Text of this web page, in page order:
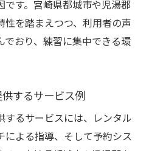
す。宮崎県都城市や児湯郡
を踏まえつつ、利用者の声
おり、練習に集中できる環
するサービス例
るサービスには、レンタル
による指導、そして予約シス